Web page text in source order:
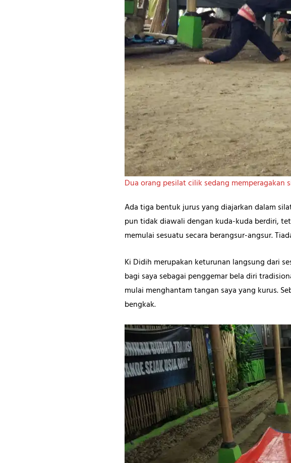
Dua orang pesilat cilik sedang memperagakan
Ada tiga bentuk jurus yang diajarkan dalam
pun tidak diawali dengan kuda-kuda berdiri,
memulai sesuatu secara berangsur-angsur.
Ki Didih merupakan keturunan langsung dari
bagi saya sebagai penggemar bela diri
mulai menghantam tangan saya yang kurus.
bengkak.